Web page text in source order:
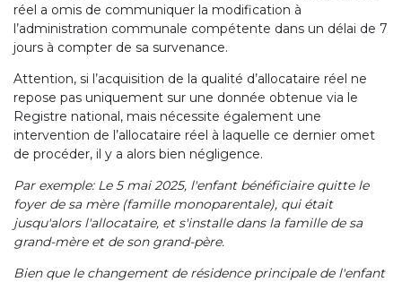
réel a omis de communiquer la modification à
l’administration communale compétente dans un délai de 7
jours à compter de sa survenance.
Attention, si l’acquisition de la qualité d’allocataire réel ne
repose pas uniquement sur une donnée obtenue via le
Registre national, mais nécessite également une
intervention de l’allocataire réel à laquelle ce dernier omet
de procéder, il y a alors bien négligence.
Par exemple: Le 5 mai 2025, l'enfant bénéficiaire quitte le
foyer de sa mère (famille monoparentale), qui était
jusqu'alors l'allocataire, et s'installe dans la famille de sa
grand-mère et de son grand-père.
Bien que le changement de résidence principale de l'enfant